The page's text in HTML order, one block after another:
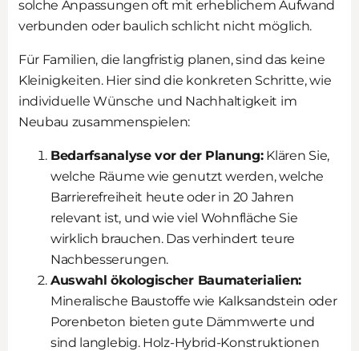
solche Anpassungen oft mit erheblichem Aufwand
verbunden oder baulich schlicht nicht möglich.
Für Familien, die langfristig planen, sind das keine
Kleinigkeiten. Hier sind die konkreten Schritte, wie
individuelle Wünsche und Nachhaltigkeit im
Neubau zusammenspielen:
Bedarfsanalyse vor der Planung:Klären Sie,
welche Räume wie genutzt werden, welche
Barrierefreiheit heute oder in 20 Jahren
relevant ist, und wie viel Wohnfläche Sie
wirklich brauchen. Das verhindert teure
Nachbesserungen.
Auswahl ökologischer Baumaterialien:
Mineralische Baustoffe wie Kalksandstein oder
Porenbeton bieten gute Dämmwerte und
sind langlebig. Holz-Hybrid-Konstruktionen